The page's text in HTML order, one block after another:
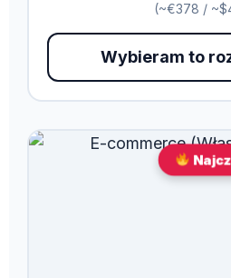
(~€378 /
Wybieram to